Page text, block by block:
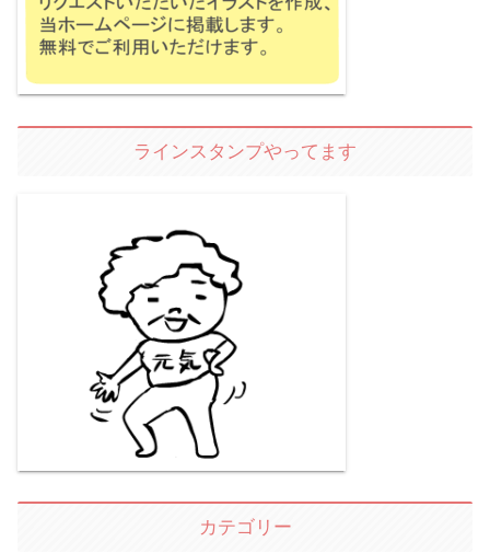
ラインスタンプやってます
カテゴリー